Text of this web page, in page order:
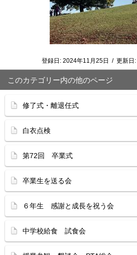
登録日: 2024年11月25日 / 更新日:
このカテゴリー内の他のページ
修了式・離退任式
白衣点検
第72回 卒業式
卒業生を送る会
６年生 感謝と成長を祝う会
中学校給食 試食会